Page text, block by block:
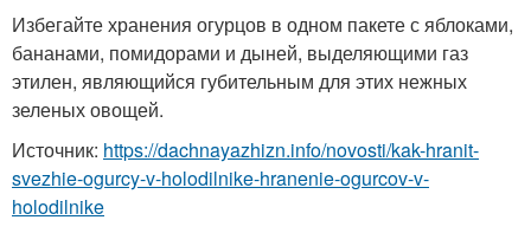
Избегайте хранения огурцов в одном пакете с яблоками,
бананами, помидорами и дыней, выделяющими газ
этилен, являющийся губительным для этих нежных
зеленых овощей.
Источник: https://dachnayazhizn.info/novosti/kak-hranit-
svezhie-ogurcy-v-holodilnike-hranenie-ogurcov-v-
holodilnike